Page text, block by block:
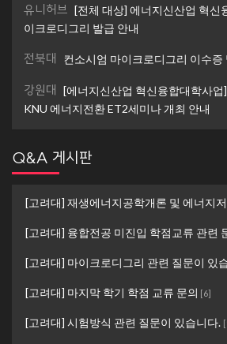
유니허브 [전체 대상] 에너지신산업 혁신
이크로디그리 발급 안내
전북대 컨소시엄 마이크로디그리 이수증
강원대 [에너지신산업 혁신융합대학사
KNU 에너지전환 ET2세미나 개최 안내
Q&A 게시판
[고려대] 재생에너지공학개론 및 에너지
[고려대] 융합전공 미진입 학점교류 관련
[고려대] 마이크로디그리 관련 질문이 있
[고려대] 마지막 학기 학점 교류 문의 [6]
[고려대] 시험방식 관련 질문이 있습니다. [